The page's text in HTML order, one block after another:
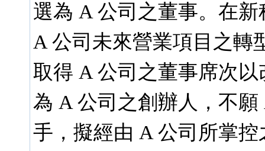
選為 A 公司之董事。在
A 公司未來營業項目之轉
取得 A 公司之董事席次
為 A 公司之創辦人，不
手，擬經由 A 公司所掌